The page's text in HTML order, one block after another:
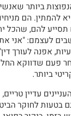
ביותר
להמתין. הם
להם, שהכל
לעצמם: "אני
אפנה לעורך
פעם שדווקא
ביותר.
עדיין
לחוקר